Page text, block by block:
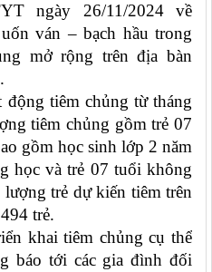
ngày 26/11/2024 về
ván – bạch hầu trong
mở rộng trên địa bàn
tiêm chủng từ tháng
tiêm chủng gồm trẻ 07
gồm học sinh lớp 2 năm
học và trẻ 07 tuổi không
trẻ dự kiến tiêm trên
trẻ.
khai tiêm chủng cụ thể
báo tới các gia đình đối